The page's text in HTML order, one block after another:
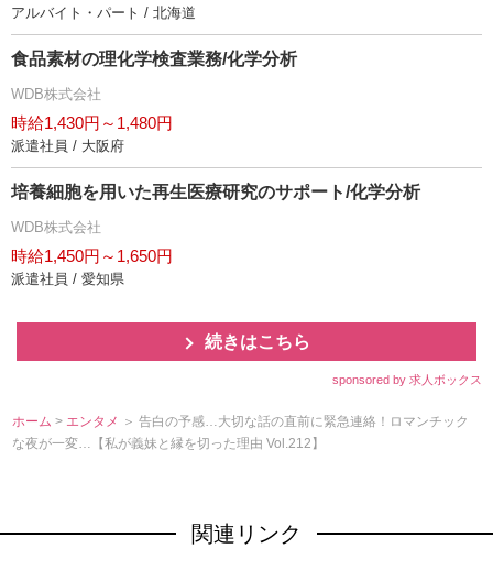
アルバイト・パート / 北海道
食品素材の理化学検査業務/化学分析
WDB株式会社
時給1,430円～1,480円
派遣社員 / 大阪府
培養細胞を用いた再生医療研究のサポート/化学分析
WDB株式会社
時給1,450円～1,650円
派遣社員 / 愛知県
続きはこちら
sponsored by 求人ボックス
ホーム > エンタメ ＞ 告白の予感…大切な話の直前に緊急連絡！ロマンチック
な夜が一変…【私が義妹と縁を切った理由 Vol.212】
関連リンク